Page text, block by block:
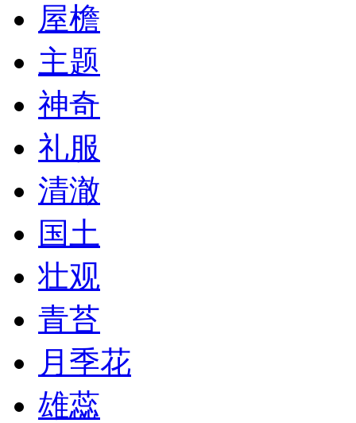
屋檐
主题
神奇
礼服
清澈
国土
壮观
青苔
月季花
雄蕊